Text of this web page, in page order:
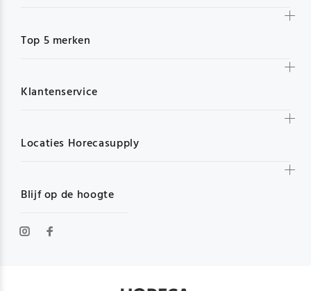
Blijf op de hoogte
Top 5 merken
Klantenservice
Locaties Horecasupply